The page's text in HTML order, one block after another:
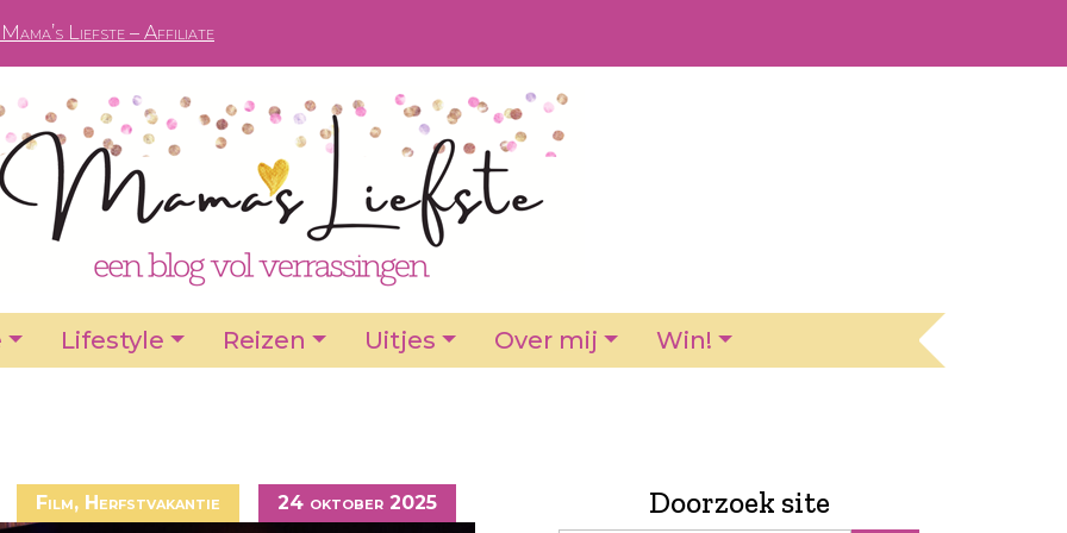
Liefste – Affiliate
Lifestyle Reizen Uitjes Over mij Win!
Film, Herfstvakantie 24 oktober 2025 Doorzoek site